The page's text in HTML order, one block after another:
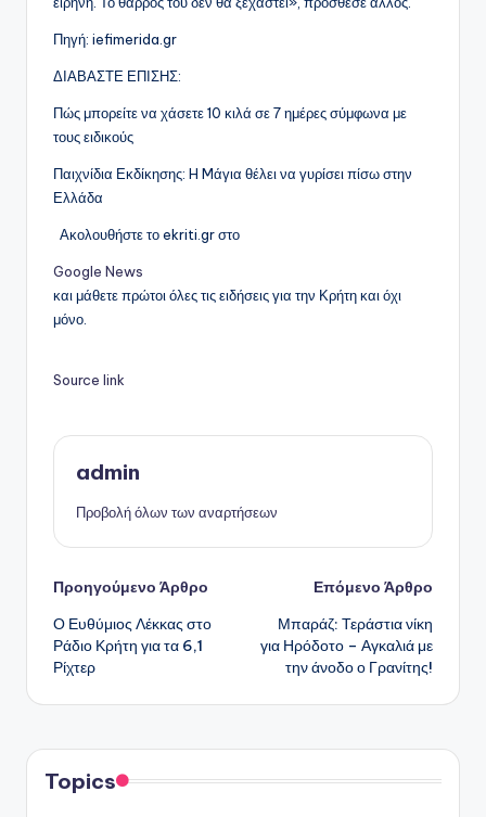
Πηγή: iefimerida.gr
ΔΙΑΒΑΣΤΕ ΕΠΙΣΗΣ:
Πώς μπορείτε να χάσετε 10 κιλά σε 7 ημέρες σύμφωνα με
τους ειδικούς
Παιχνίδια Εκδίκησης: H Mάγια θέλει να γυρίσει πίσω στην
Ελλάδα
Ακολουθήστε το ekriti.gr στο
Google News
και μάθετε πρώτοι όλες τις ειδήσεις για την Κρήτη και όχι
μόνο.
Source link
admin
Προβολή όλων των αναρτήσεων
Πλοήγηση
δημοσιεύσεων
Προηγούμενο Άρθρο
Ο Ευθύμιος Λέκκας στο
Ράδιο Κρήτη για τα 6,1
Ρίχτερ
Επόμενο Άρθρο
Μπαράζ: Τεράστια νίκη
για Ηρόδοτο – Αγκαλιά με
την άνοδο ο Γρανίτης!
Topics